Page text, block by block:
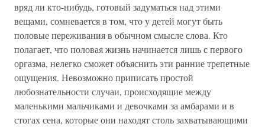
вряд ли кто-нибудь, готовый задуматься над этими
вещами, сомневается в том, что у детей могут быть
половые переживания в обычном смысле слова. Кто
полагает, что половая жизнь начинается лишь с первого
оргазма, нелегко сможет объяснить эти ранние трепетные
ощущения. Невозможно приписать простой
любознательности случаи, происходящие между
маленькими мальчиками и девочками за амбарами и в
стогах сена, которые они находят столь захватывающими